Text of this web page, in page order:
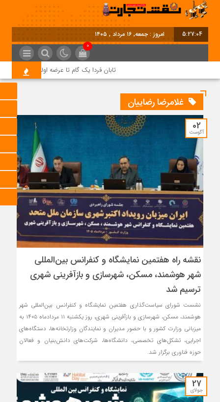
5:27:05 امروز : جمعه, ۱۶ مرداد , ۱۴۰۵
0
تابان فردا یک گام تا عرضه اولیه؛ نماد «تابان»
غلامرضا رضاییان
02
آگوست
نقشه راه هفتمین نمایشگاه و کنفرانس بین‌المللی
شهر هوشمند، مسکن، شهرسازی و بازآفرینی شهری
ترسیم شد
نشست شورای سیاست‌گذاری هفتمین نمایشگاه و کنفرانس بین‌المللی شهر
هوشمند، مسکن، شهرسازی و بازآفرینی شهری، روز یکشنبه ۱۱ مردادماه ۱۴۰۵ به
میزبانی وزارت کشور و با حضور مدیران و نمایندگان وزارتخانه‌ها، دستگاه‌های
اجرایی، تشکل‌های تخصصی، دانشگاه‌ها، شرکت‌های دانش‌بنیان و فعالان
حوزه فناوری برگزار شد.
27
جولای